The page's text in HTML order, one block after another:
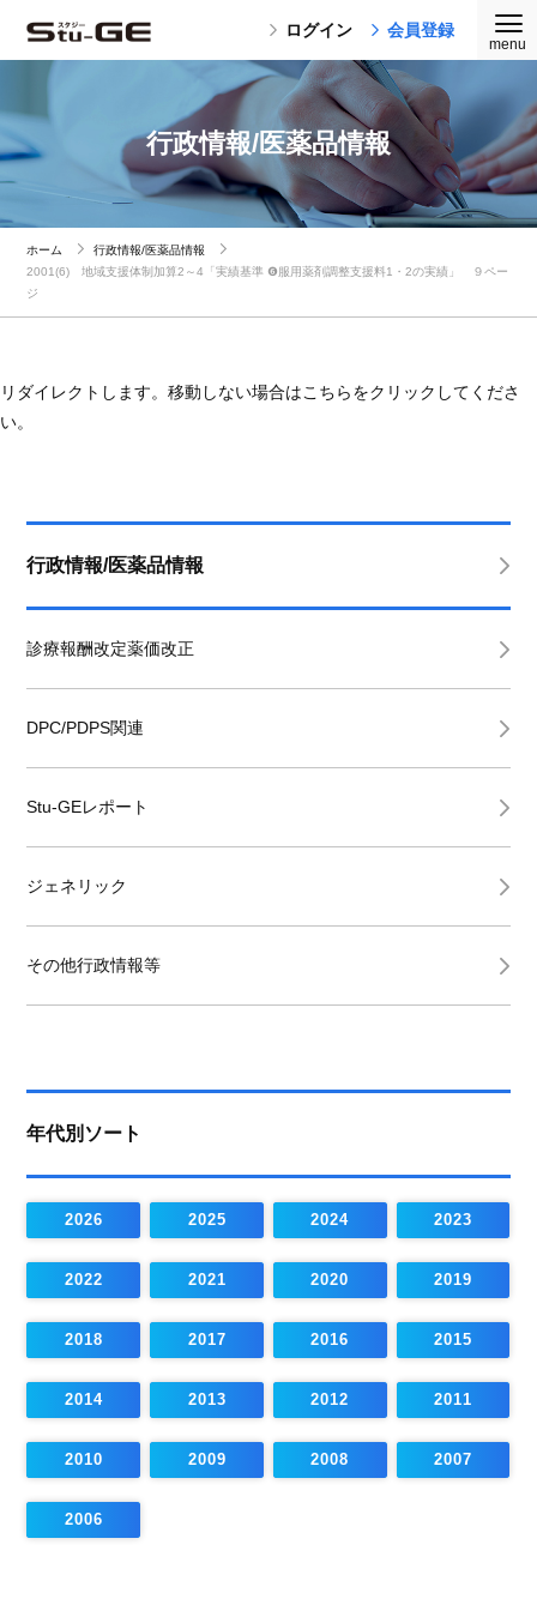
ログイン 会員登録
行政情報/医薬品情報
ホーム
行政情報/医薬品情報
2001(6) 地域支援体制加算2～4「実績基準 ❻服用薬剤調整支援料1・2の実績」 ９ペー
ジ
リダイレクトします。移動しない場合はこちらをクリックしてくださ
い。
行政情報/医薬品情報
診療報酬改定薬価改正
DPC/PDPS関連
Stu-GEレポート
ジェネリック
その他行政情報等
年代別ソート
2026 2025 2024 2023
2022 2021 2020 2019
2018 2017 2016 2015
2014 2013 2012 2011
2010 2009 2008 2007
2006